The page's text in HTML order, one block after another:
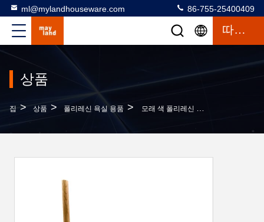
ml@mylandhouseware.com 86-755-25400409
따옴표
상품
집 > 상품 > 폴리레신 욕실 용품 > 모래 색 폴리레신 욕실 액세서리 세트 목재 기반 욕실 카운터 톱 액세서리 비누 분배기